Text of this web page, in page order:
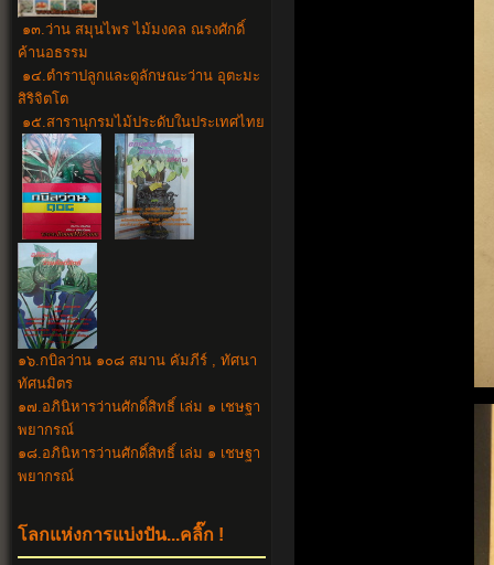
๑๓.ว่าน สมุนไพร ไม้มงคล ณรงศักดิ์
ค้านอธรรม
๑๔.ตำราปลูกและดูลักษณะว่าน อุตะมะ
สิริจิตโต
๑๕.สารานุกรมไม้ประดับในประเทศไทย
๑๖.กบิลว่าน ๑๐๘ สมาน คัมภีร์ , ทัศนา
ทัศนมิตร
๑๗.อภินิหารว่านศักดิ์สิทธิ์ เล่ม ๑ เชษฐา
พยากรณ์
๑๘.อภินิหารว่านศักดิ์สิทธิ์ เล่ม ๑ เชษฐา
พยากรณ์
โลกแห่งการแบ่งปัน...คลิ๊ก !